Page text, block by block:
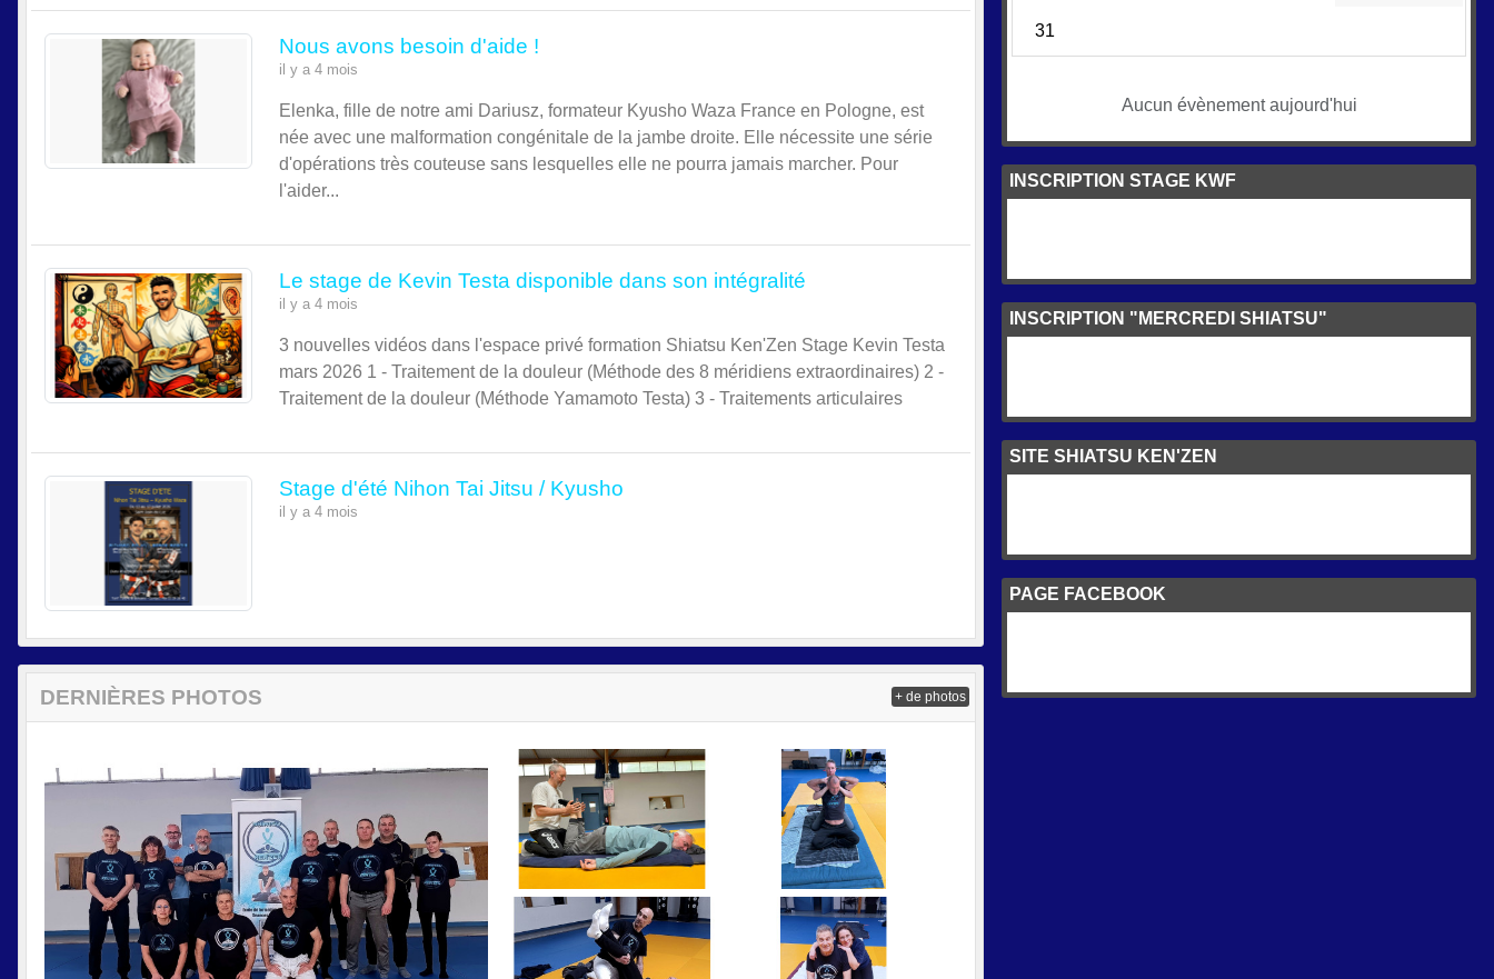
Nous avons besoin d'aide !
il y a 4 mois
Elenka, fille de notre ami Dariusz, formateur Kyusho Waza France en Pologne, est
née avec une malformation congénitale de la jambe droite. Elle nécessite une série
d'opérations très couteuse sans lesquelles elle ne pourra jamais marcher. Pour
l'aider...
Le stage de Kevin Testa disponible dans son intégralité
il y a 4 mois
3 nouvelles vidéos dans l'espace privé formation Shiatsu Ken'Zen Stage Kevin Testa
mars 2026 1 - Traitement de la douleur (Méthode des 8 méridiens extraordinaires) 2 -
Traitement de la douleur (Méthode Yamamoto Testa) 3 - Traitements articulaires
Stage d'été Nihon Tai Jitsu / Kyusho
il y a 4 mois
DERNIÈRES PHOTOS + de photos
31
Aucun évènement aujourd'hui
INSCRIPTION STAGE KWF
INSCRIPTION "MERCREDI SHIATSU"
SITE SHIATSU KEN'ZEN
PAGE FACEBOOK